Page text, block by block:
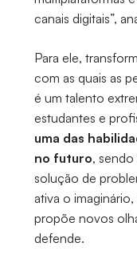
canais digitais”,
Para ele,
com as quais as
é um talento
estudantes e
uma das
no futuro,
solução de
ativa o
propõe novos
defende.